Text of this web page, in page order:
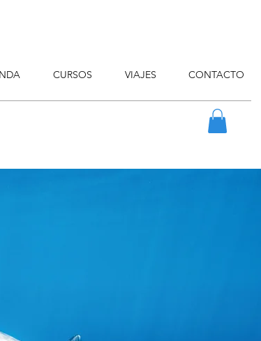
CURSOS VIAJES CONTACTO